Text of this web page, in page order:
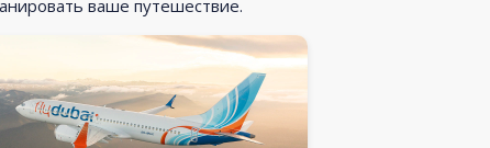
ваше путешествие.